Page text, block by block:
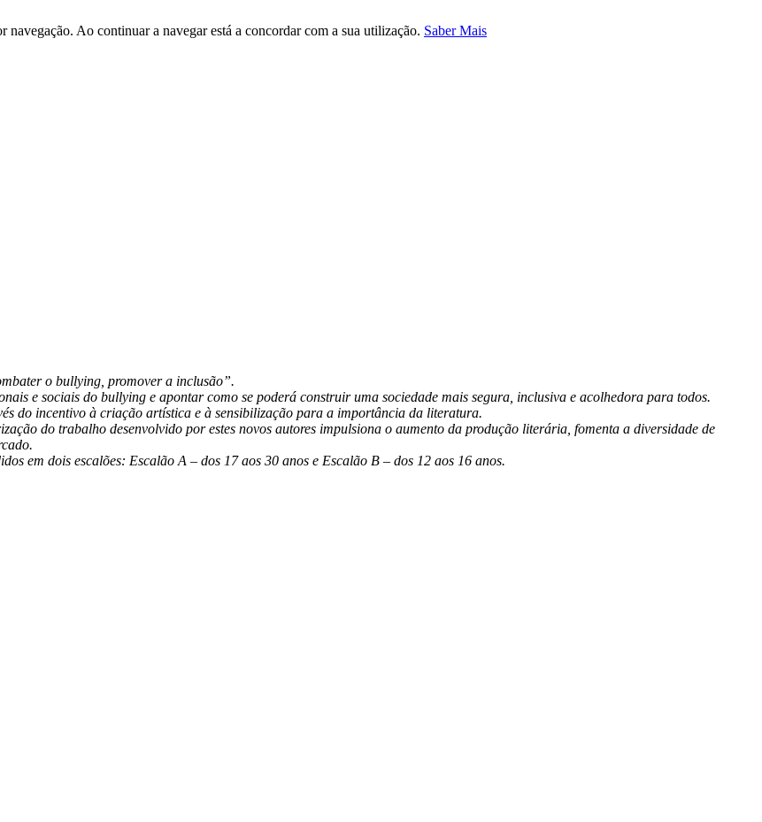
Ao continuar a navegar está a concordar com a sua utilização. Saber Mais
o bullying, promover a inclusão”.
e sociais do bullying e apontar como se poderá construir uma sociedade mais segura, inclusiva e acolhedora para todos.
do incentivo à criação artística e à sensibilização para a importância da literatura.
do trabalho desenvolvido por estes novos autores impulsiona o aumento da produção literária, fomenta a diversidade de
em dois escalões: Escalão A – dos 17 aos 30 anos e Escalão B – dos 12 aos 16 anos.